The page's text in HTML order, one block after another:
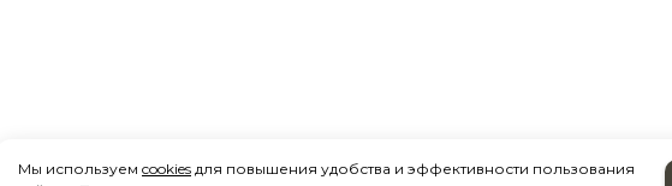
Мы используем cookies для повышения удобства и эффективности пользования